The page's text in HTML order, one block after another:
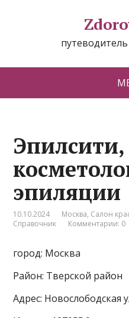
эпиляции
10.10.2024 Москва, Салон
Справочник
Комментарии: 0
город: Москва
Район: Тверской район
Адрес: Новослободская